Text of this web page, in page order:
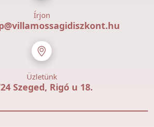
Írjon
Üzletünk
Szeged, Rigó u 18.